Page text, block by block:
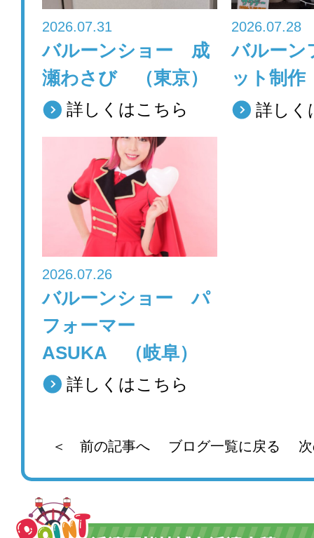
2026.07.31
バルーンショー 成
瀬わさび （東京）
詳しくはこちら
2026.07.28
バルーン
ット制
詳しく
2026.07.26
バルーンショー パ
フォーマー
ASUKA （岐阜）
詳しくはこちら
＜ 前の記事へ ブログ一覧に戻る